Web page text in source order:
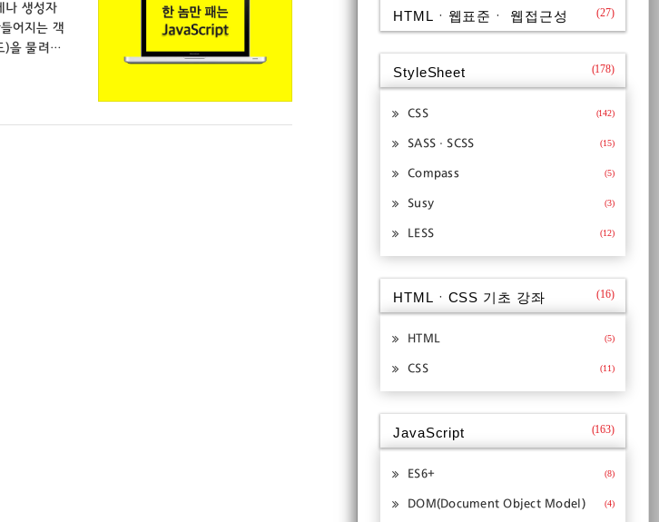
나 생성자
어지는 객
)을 물려받
,
HTMLㆍ웹표준ㆍ 웹접근성 (27)
StyleSheet (178)
CSS (142)
SASSㆍSCSS (15)
Compass (5)
Susy (3)
LESS (12)
HTMLㆍCSS 기초 강좌 (16)
HTML (5)
CSS (11)
JavaScript (163)
ES6+ (8)
DOM(Document Object Model) (4)